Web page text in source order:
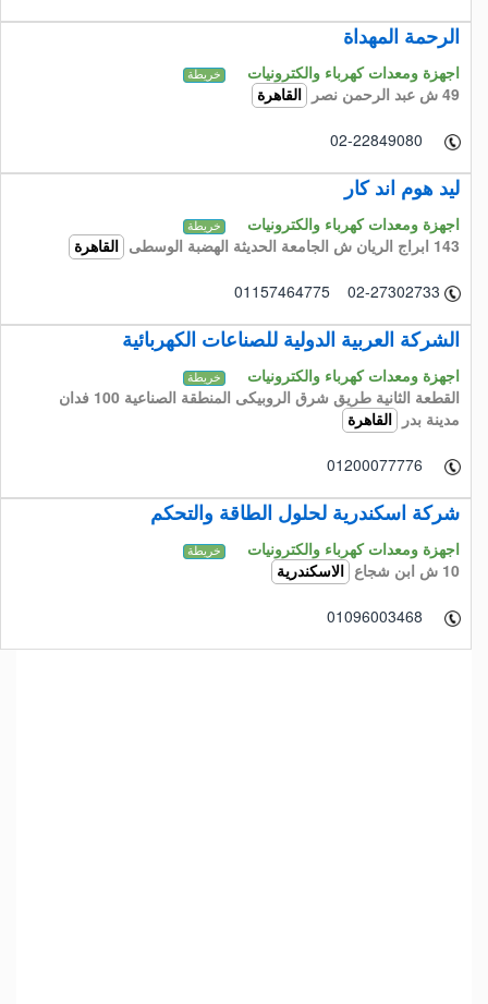
الرحمة المهداة
اجهزة ومعدات كهرباء والكترونيات خريطة
49 ش عبد الرحمن نصر القاهرة
02-22849080
ليد هوم اند كار
اجهزة ومعدات كهرباء والكترونيات خريطة
143 ابراج الريان ش الجامعة الحديثة الهضبة الوسطى القاهرة
01157464775 02-27302733
الشركة العربية الدولية للصناعات الكهربائية
اجهزة ومعدات كهرباء والكترونيات خريطة
القطعة الثانية طريق شرق الروبيكى المنطقة الصناعية 100 فدان
مدينة بدر
القاهرة
01200077776
شركة اسكندرية لحلول الطاقة والتحكم
اجهزة ومعدات كهرباء والكترونيات خريطة
10 ش ابن شجاع الاسكندرية
01096003468